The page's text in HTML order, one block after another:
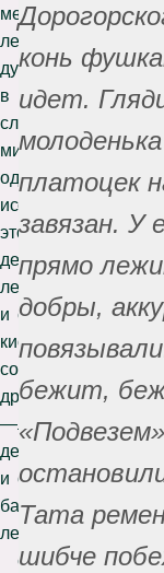
мелкие
лесные
духи
в
славянской
мифологии.
одним
источникам,
это
дети
лешего
и
кикиморы,
согласно
другим
—
дед
и
бабка
лешего.
описывается
в
разных
местах
по-
разному.
По
одним
поверьям,
это
отдельные
существа,
одной
природы
с
лешим.
Часто
они
напоминают
их
самих,
конь
идет.
платоцек
завязан. У
прямо
добры,
бежит,
Тата
шибче